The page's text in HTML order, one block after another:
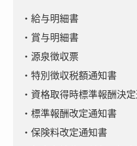
給与明細書
賞与明細書
源泉徴収票
特別徴収税額通知書
資格取得時標準報酬決
標準報酬改定通知書
保険料改定通知書